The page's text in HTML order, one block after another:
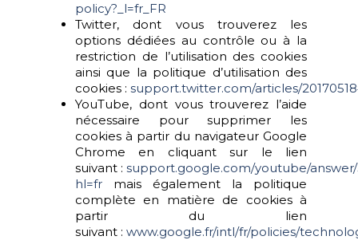
policy?_l=fr_FR
Twitter, dont vous trouverez les
options dédiées au contrôle ou à la
restriction de l’utilisation des cookies
ainsi que la politique d’utilisation des
cookies : support.twitter.com/articles/
YouTube, dont vous trouverez l’aide
nécessaire pour supprimer les
cookies à partir du navigateur Google
Chrome en cliquant sur le lien
suivant : support.google.com/youtube/
hl=fr mais également la politique
complète en matière de cookies à
partir du lien
suivant : www.google.fr/intl/fr/policies/